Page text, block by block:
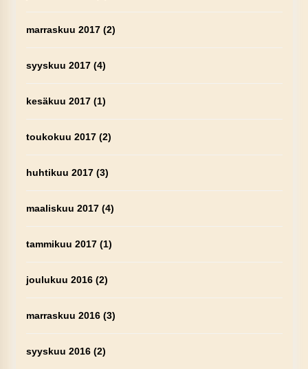
marraskuu 2017(2)
syyskuu 2017(4)
kesäkuu 2017(1)
toukokuu 2017(2)
huhtikuu 2017(3)
maaliskuu 2017(4)
tammikuu 2017(1)
joulukuu 2016(2)
marraskuu 2016(3)
syyskuu 2016(2)